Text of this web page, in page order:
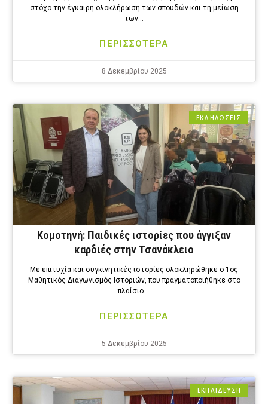
στόχο την έγκαιρη ολοκλήρωση των σπουδών και τη μείωση
των…
ΠΕΡΙΣΣΟΤΕΡΑ
8 Δεκεμβρίου 2025
ΕΚΔΗΛΩΣΕΙΣ
Κομοτηνή: Παιδικές ιστορίες που άγγιξαν
καρδιές στην Τσανάκλειο
Με επιτυχία και συγκινητικές ιστορίες ολοκληρώθηκε ο 1ος
Μαθητικός Διαγωνισμός Ιστοριών, που πραγματοποιήθηκε στο
πλαίσιο …
ΠΕΡΙΣΣΟΤΕΡΑ
5 Δεκεμβρίου 2025
ΕΚΠΑΙΔΕΥΣΗ